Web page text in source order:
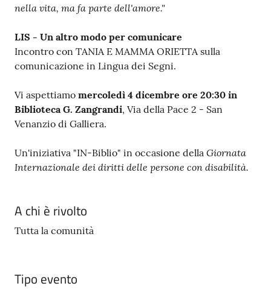
nella vita, ma fa parte dell'amore."
LIS - Un altro modo per comunicare
Incontro con TANIA E MAMMA ORIETTA sulla
comunicazione in Lingua dei Segni.
Vi aspettiamo mercoledì 4 dicembre ore 20:30 in
Biblioteca G. Zangrandi, Via della Pace 2 - San
Venanzio di Galliera.
Un'iniziativa "IN-Biblio" in occasione della Giornata
Internazionale dei diritti delle persone con disabilità.
A chi è rivolto
Tutta la comunità
Tipo evento